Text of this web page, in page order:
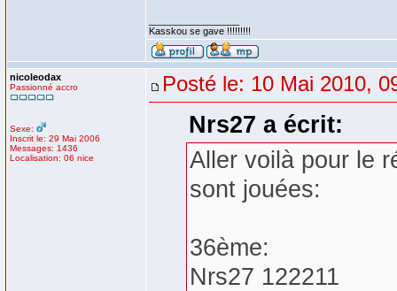
Kasskou se gave !!!!!!!!!
nicoleodax
Passionné accro
Sexe:
Inscrit le: 29 Mai 2006
Messages: 1436
Localisation: 06 nice
Posté le: 10 Mai 2010,
Nrs27 a écrit:
Aller voilà pour le
sont jouées:
36ème:
Nrs27 122211